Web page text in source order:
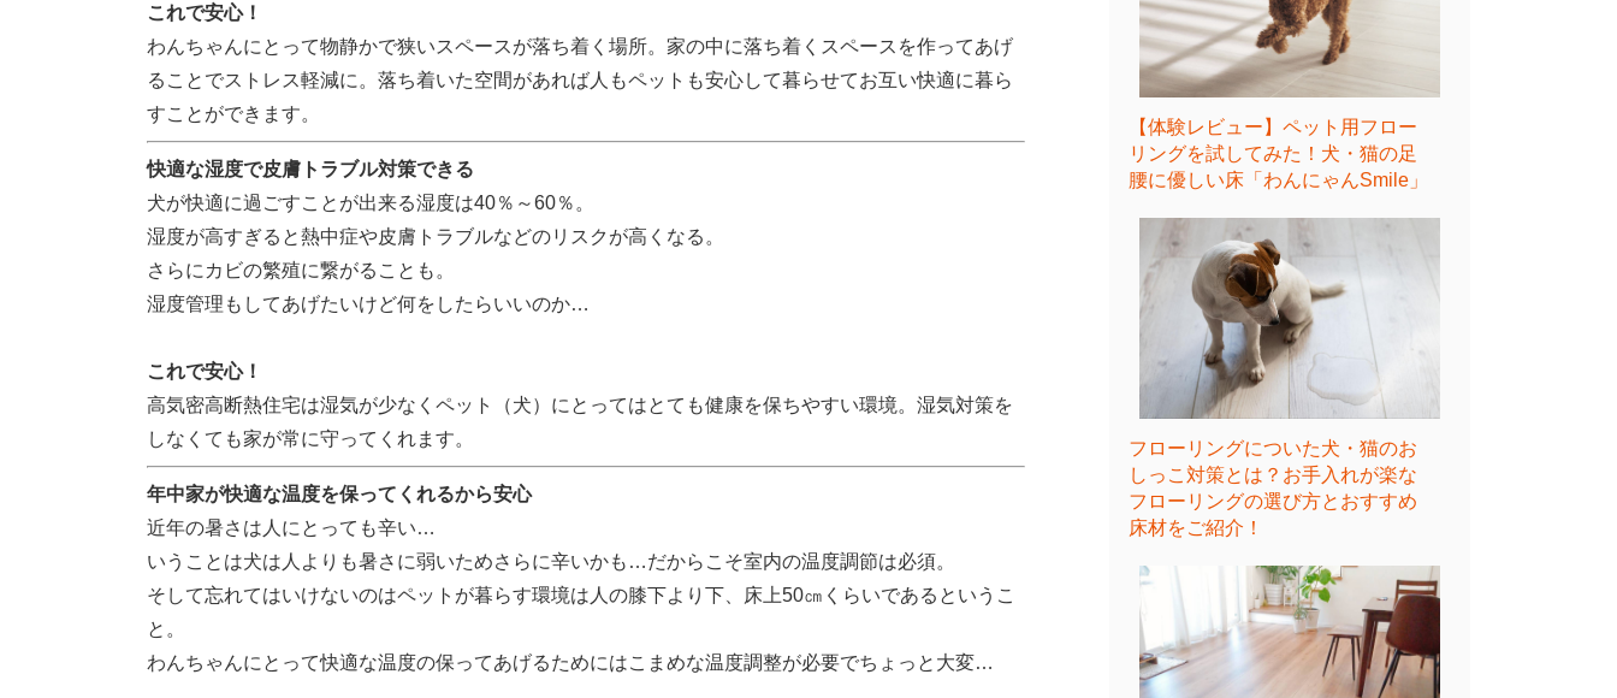
これで安心！
わんちゃんにとって物静かで狭いスペースが落ち着く場所。家の中に落ち着くスペースを作ってあげ
ることでストレス軽減に。落ち着いた空間があれば人もペットも安心して暮らせてお互い快適に暮ら
すことができます。
快適な湿度で皮膚トラブル対策できる
犬が快適に過ごすことが出来る湿度は40％～60％。
湿度が高すぎると熱中症や皮膚トラブルなどのリスクが高くなる。
さらにカビの繁殖に繋がることも。
湿度管理もしてあげたいけど何をしたらいいのか…
これで安心！
高気密高断熱住宅は湿気が少なくペット（犬）にとってはとても健康を保ちやすい環境。湿気対策を
しなくても家が常に守ってくれます。
年中家が快適な温度を保ってくれるから安心
近年の暑さは人にとっても辛い…
いうことは犬は人よりも暑さに弱いためさらに辛いかも…だからこそ室内の温度調節は必須。
そして忘れてはいけないのはペットが暮らす環境は人の膝下より下、床上50㎝くらいであるというこ
と。
わんちゃんにとって快適な温度の保ってあげるためにはこまめな温度調整が必要でちょっと大変…
【体験レビュー】ペット用フロー
リングを試してみた！犬・猫の足
腰に優しい床「わんにゃんSmile」
フローリングについた犬・猫のお
しっこ対策とは？お手入れが楽な
フローリングの選び方とおすすめ
床材をご紹介！